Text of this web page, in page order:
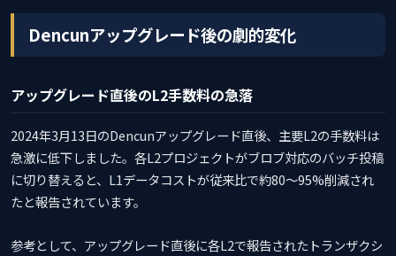
Dencunアップグレード後の劇的変化
アップグレード直後のL2手数料の急落
2024年3月13日のDencunアップグレード直後、主要L2の手数料は
急激に低下しました。各L2プロジェクトがブロブ対応のバッチ投稿
に切り替えると、L1データコストが従来比で約80〜95%削減され
たと報告されています。
参考として、アップグレード直後に各L2で報告されたトランザクシ